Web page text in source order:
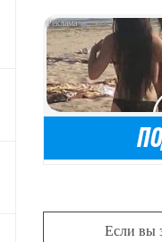
Если вы